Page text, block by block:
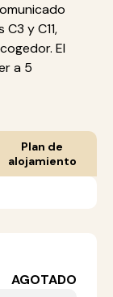
y C11,
El
a 5
Plan de
alojamiento
AGOTADO